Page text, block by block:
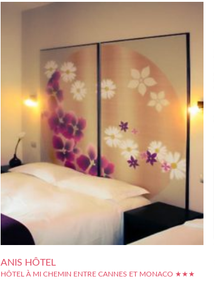
ANIS HÔTEL
HÔTEL À MI CHEMIN ENTRE CANNES ET MONACO ★★★